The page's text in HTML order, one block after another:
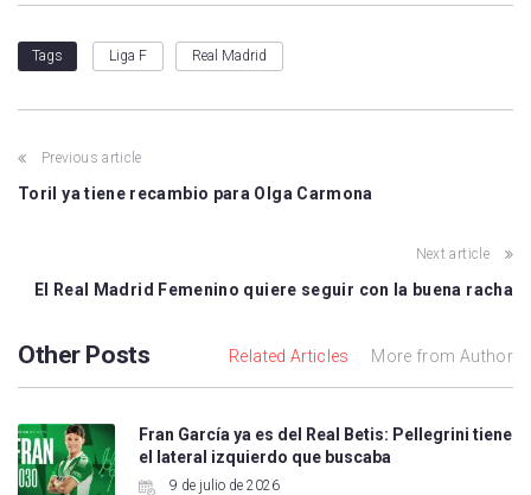
Tags Liga F Real Madrid
Previous article
Toril ya tiene recambio para Olga Carmona
Next article
El Real Madrid Femenino quiere seguir con la buena racha
Other Posts Related Articles More from Author
Fran García ya es del Real Betis: Pellegrini tiene
el lateral izquierdo que buscaba
9 de julio de 2026